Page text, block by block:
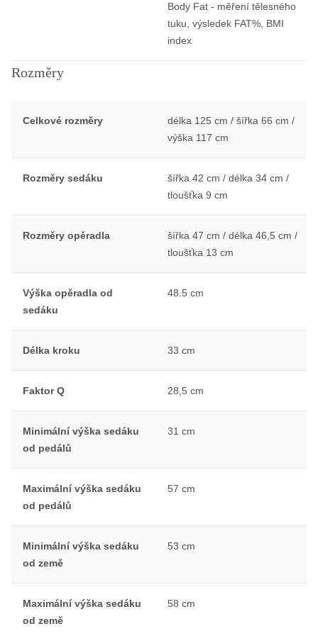
Body Fat - měření tělesného
tuku, výsledek FAT%, BMI
index
Rozměry
Celkové rozměry
délka 125 cm / šířka 66 cm /
výška 117 cm
Rozměry sedáku
šířka 42 cm / délka 34 cm /
tloušťka 9 cm
Rozměry opěradla
šířka 47 cm / délka 46,5 cm /
tloušťka 13 cm
Výška opěradla od
sedáku
48.5 cm
Délka kroku 33 cm
Faktor Q 28,5 cm
Minimální výška sedáku
od pedálů
31 cm
Maximální výška sedáku
od pedálů
57 cm
Minimální výška sedáku
od země
53 cm
Maximální výška sedáku
od země
58 cm